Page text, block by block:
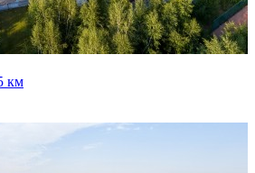
км